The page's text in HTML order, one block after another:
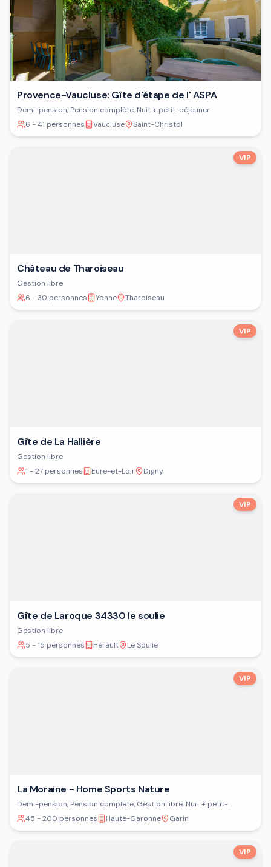
Provence-Vaucluse: Gîte d'étape de l' ASPA
Demi-pension, Pension complète, Nuit + petit-déjeuner
6 - 41 personnes
Vaucluse Saint-Christol
VIP
Château de Tharoiseau
Gestion libre
6 - 30 personnes
Yonne Tharoiseau
VIP
Gîte de La Hallière
Gestion libre
1 - 27 personnes
Eure-et-Loir Digny
VIP
Gîte de Laroque 34330 le soulie
Gestion libre
5 - 15 personnes
Hérault Le Soulié
VIP
La Moraine - Home Sports Nature
Demi-pension, Pension complète, Gestion libre, Nuit + petit-
déjeuner
45 - 200 personnes Haute-Garonne Garin
VIP